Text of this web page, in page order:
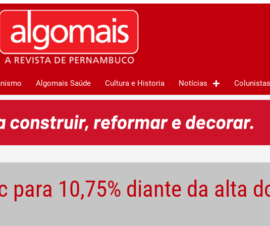
Algomais Saúde Cultura e Historia Notícias Colunistas
para 10,75% diante da alta